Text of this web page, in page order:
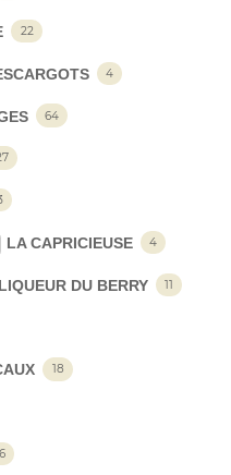
22
4
64
LA CAPRICIEUSE 4
LIQUEUR DU BERRY 11
18
6